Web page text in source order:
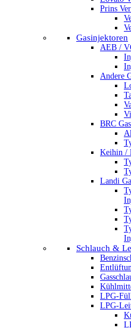
Prins
Gasinjektoren
AEB /
Andere
BRC
Keihin /
Landi
Schlauch &
LPG-
LPG-